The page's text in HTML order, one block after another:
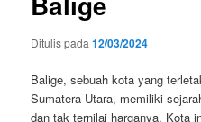
Ditulis pada12/03/2024
Balige, sebuah kota yang
Sumatera Utara, memiliki
dan tak ternilai harganya. Kota